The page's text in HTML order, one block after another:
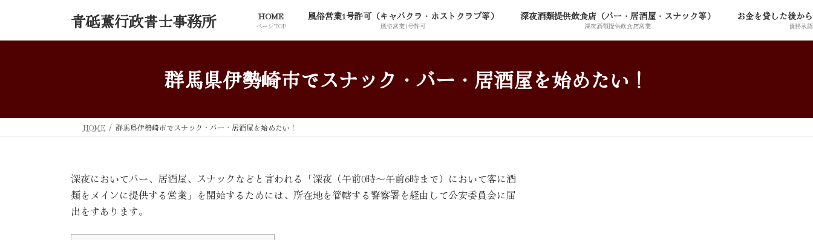
ッ
移
青砥薫行政書士事務所 HOME
ページTOP
風俗営業1号許可（キャバクラ・ホストクラブ等）
風俗営業1号許可
深夜酒類提供飲食店（バー・居酒屋・スナック等）
深夜酒類提供飲食店営業
お金を貸した後か
債務承
群馬県伊勢崎市でスナック・バー・居酒屋を始めたい！
HOME 群馬県伊勢崎市でスナック・バー・居酒屋を始めたい！
深夜においてバー、居酒屋、スナックなどと言われる「深夜（午前0時～午前6時まで）において客に酒
類をメインに提供する営業」を開始するためには、所在地を管轄する警察署を経由して公安委員会に届
出をすあります。